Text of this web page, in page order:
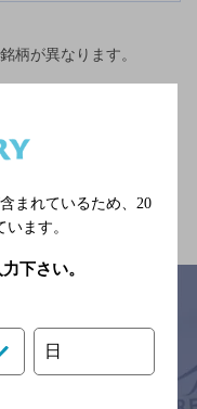
柄が異なります。
ンありのお店
利用規約
まれているため、 20
ます。
下さい。
日